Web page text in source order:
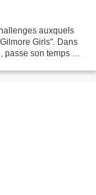
auxquels
Girls". Dans
passe son temps à